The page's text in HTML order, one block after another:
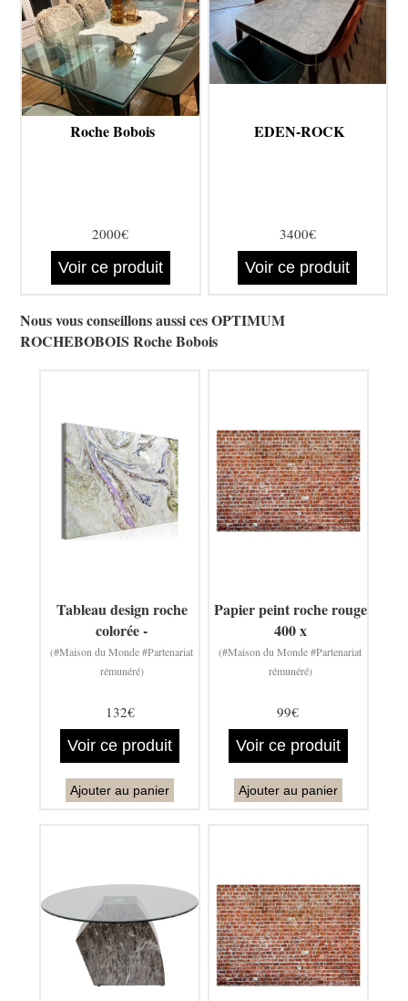
Roche Bobois
2000€
Voir ce produit
EDEN-ROCK
3400€
Voir ce produit
Nous vous conseillons aussi ces OPTIMUM
ROCHEBOBOIS Roche Bobois
Tableau design roche
colorée -
(#Maison du Monde #Partenariat
rémunéré)
132€
Voir ce produit
Ajouter au panier
Papier peint roche rouge
400 x
(#Maison du Monde #Partenariat
rémunéré)
99€
Voir ce produit
Ajouter au panier